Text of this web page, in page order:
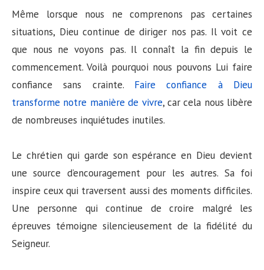
Même lorsque nous ne comprenons pas certaines
situations, Dieu continue de diriger nos pas. Il voit ce
que nous ne voyons pas. Il connaît la fin depuis le
commencement. Voilà pourquoi nous pouvons Lui faire
confiance sans crainte. Faire confiance à Dieu
transforme notre manière de vivre, car cela nous libère
de nombreuses inquiétudes inutiles.
Le chrétien qui garde son espérance en Dieu devient
une source d’encouragement pour les autres. Sa foi
inspire ceux qui traversent aussi des moments difficiles.
Une personne qui continue de croire malgré les
épreuves témoigne silencieusement de la fidélité du
Seigneur.